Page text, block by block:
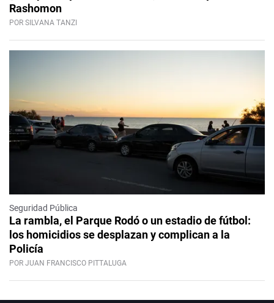
Rashomon
POR SILVANA TANZI
Seguridad Pública
La rambla, el Parque Rodó o un estadio de fútbol:
los homicidios se desplazan y complican a la
Policía
POR JUAN FRANCISCO PITTALUGA